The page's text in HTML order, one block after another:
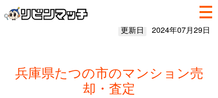
更新日 2024年07月29日
兵庫県たつの市のマンション売
却・査定